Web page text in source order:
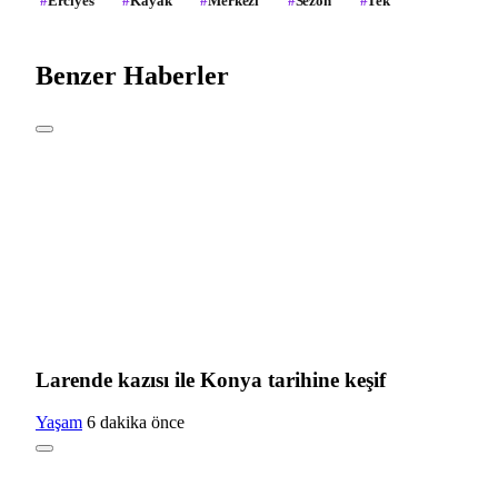
Benzer Haberler
Larende kazısı ile Konya tarihine keşif
Yaşam 6 dakika önce